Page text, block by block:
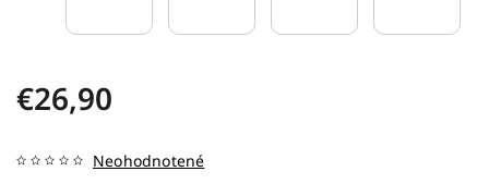
€26,90
Neohodnotené